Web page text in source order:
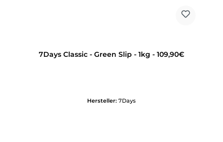
7Days Classic - Green Slip - 1kg - 109,90€
Hersteller: 7Days